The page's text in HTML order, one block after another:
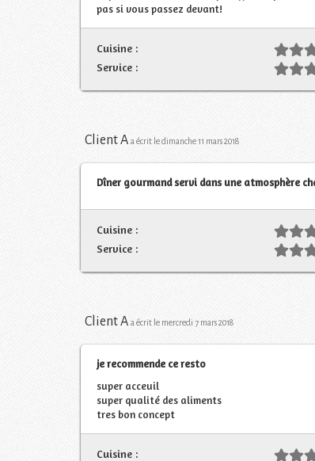
pas si vous passez devant!
Cuisine :
Service :
Client A a écrit le dimanche 11 mars 2018
Dîner gourmand servi dans une atmosphère
Cuisine :
Service :
Client A a écrit le mercredi 7 mars 2018
je recommende ce resto
super acceuil
super qualité des aliments
tres bon concept
Cuisine :